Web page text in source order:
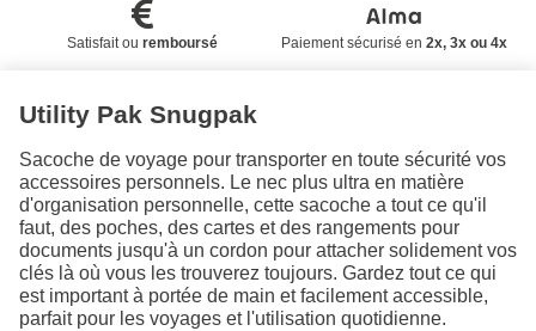
Satisfait ou remboursé Paiement sécurisé en 2x, 3x ou 4x
Utility Pak Snugpak
Sacoche de voyage pour transporter en toute sécurité vos
accessoires personnels. Le nec plus ultra en matière
d'organisation personnelle, cette sacoche a tout ce qu'il
faut, des poches, des cartes et des rangements pour
documents jusqu'à un cordon pour attacher solidement vos
clés là où vous les trouverez toujours. Gardez tout ce qui
est important à portée de main et facilement accessible,
parfait pour les voyages et l'utilisation quotidienne.